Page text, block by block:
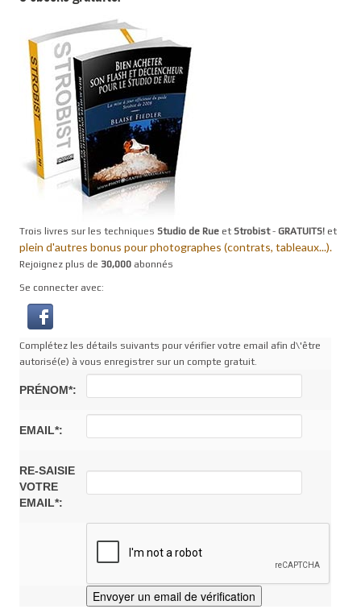
Trois livres sur les techniques Studio de Rue et Strobist- GRATUITS! et
plein d'autres bonus pour photographes (contrats, tableaux...).
Rejoignez plus de 30,000 abonnés
Se connecter avec:
Complétez les détails suivants pour vérifier votre email afin d\'être
autorisé(e) à vous enregistrer sur un compte gratuit.
PRÉNOM*:
EMAIL*:
RE-SAISIE
VOTRE
EMAIL*: